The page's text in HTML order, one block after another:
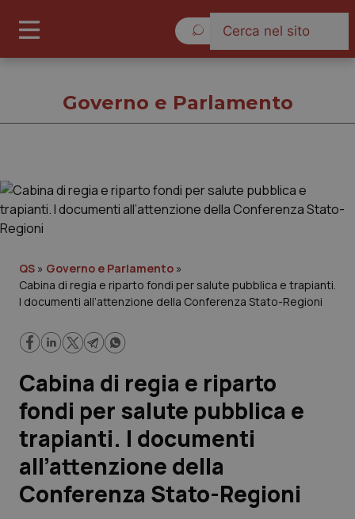
Cronache
Governo e Parlamento
Regioni e Asl
Lavoro e Professioni
Scienza e Farmaci
Studi e Analisi
Lettere al direttore
Governo e Parlamento
QS » Governo e Parlamento »
Cabina di regia e riparto fondi per salute pubblica e trapianti.
I documenti all’attenzione della Conferenza Stato-Regioni
Cabina di regia e riparto
fondi per salute pubblica e
trapianti. I documenti
all’attenzione della
Conferenza Stato-Regioni